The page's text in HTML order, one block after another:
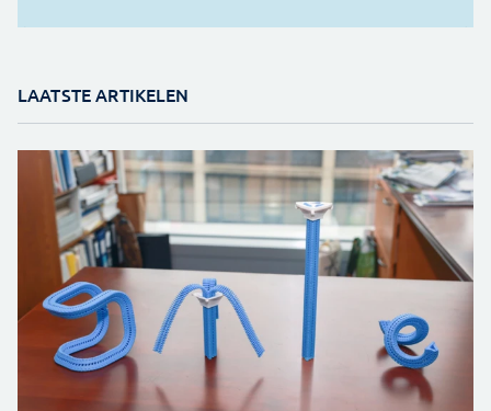
LAATSTE ARTIKELEN